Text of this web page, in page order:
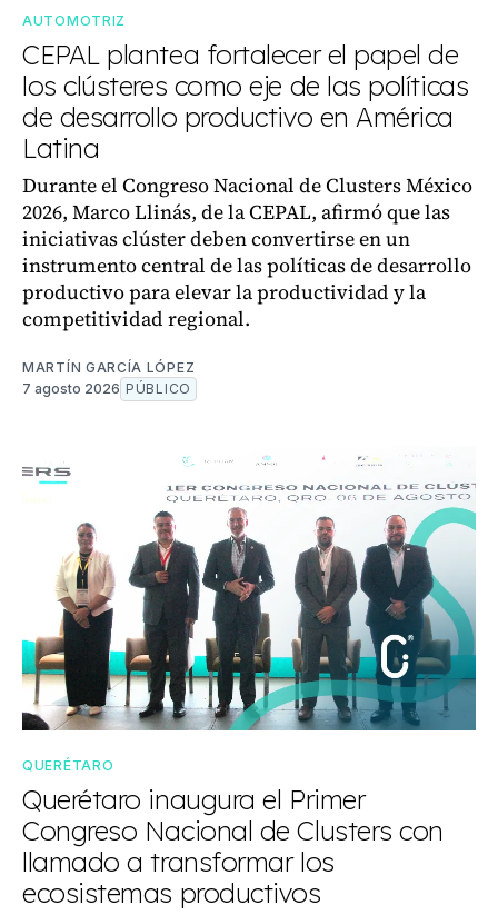
AUTOMOTRIZ
CEPAL plantea fortalecer el papel de
los clústeres como eje de las políticas
de desarrollo productivo en América
Latina
Durante el Congreso Nacional de Clusters México
2026, Marco Llinás, de la CEPAL, afirmó que las
iniciativas clúster deben convertirse en un
instrumento central de las políticas de desarrollo
productivo para elevar la productividad y la
competitividad regional.
MARTÍN GARCÍA LÓPEZ
7 agosto 2026 PÚBLICO
QUERÉTARO
Querétaro inaugura el Primer
Congreso Nacional de Clusters con
llamado a transformar los
ecosistemas productivos